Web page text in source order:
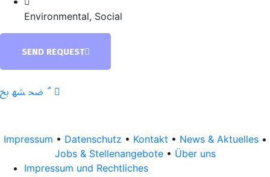
Environmental, Social
SEND REQUEST
Impressum • Datenschutz • Kontakt • News & Aktuelles•
Jobs & Stellenangebote• Über uns
Impressum und Rechtliches